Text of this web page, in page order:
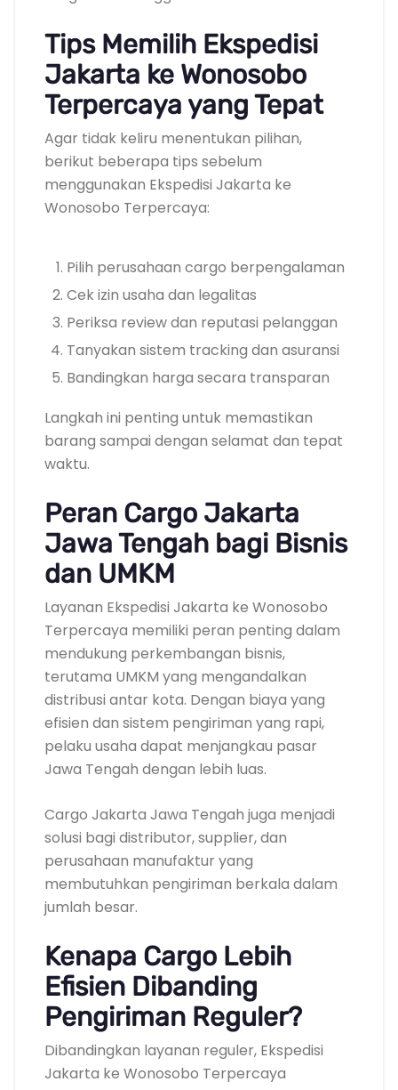
Tips Memilih Ekspedisi
Jakarta ke Wonosobo
Terpercaya yang Tepat
Agar tidak keliru menentukan pilihan,
berikut beberapa tips sebelum
menggunakan Ekspedisi Jakarta ke
Wonosobo Terpercaya:
Pilih perusahaan cargo berpengalaman
Cek izin usaha dan legalitas
Periksa review dan reputasi pelanggan
Tanyakan sistem tracking dan asuransi
Bandingkan harga secara transparan
Langkah ini penting untuk memastikan
barang sampai dengan selamat dan tepat
waktu.
Peran Cargo Jakarta
Jawa Tengah bagi Bisnis
dan UMKM
Layanan Ekspedisi Jakarta ke Wonosobo
Terpercaya memiliki peran penting dalam
mendukung perkembangan bisnis,
terutama UMKM yang mengandalkan
distribusi antar kota. Dengan biaya yang
efisien dan sistem pengiriman yang rapi,
pelaku usaha dapat menjangkau pasar
Jawa Tengah dengan lebih luas.
Cargo Jakarta Jawa Tengah juga menjadi
solusi bagi distributor, supplier, dan
perusahaan manufaktur yang
membutuhkan pengiriman berkala dalam
jumlah besar.
Kenapa Cargo Lebih
Efisien Dibanding
Pengiriman Reguler?
Dibandingkan layanan reguler, Ekspedisi
Jakarta ke Wonosobo Terpercaya